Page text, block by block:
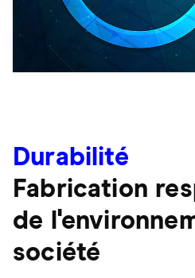
Durabilité
Fabrication
de
société